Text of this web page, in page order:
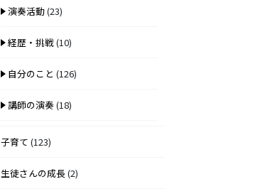
演奏活動(23)
経歴・挑戦(10)
自分のこと (126)
講師の演奏(18)
子育て (123)
生徒さんの成長(2)